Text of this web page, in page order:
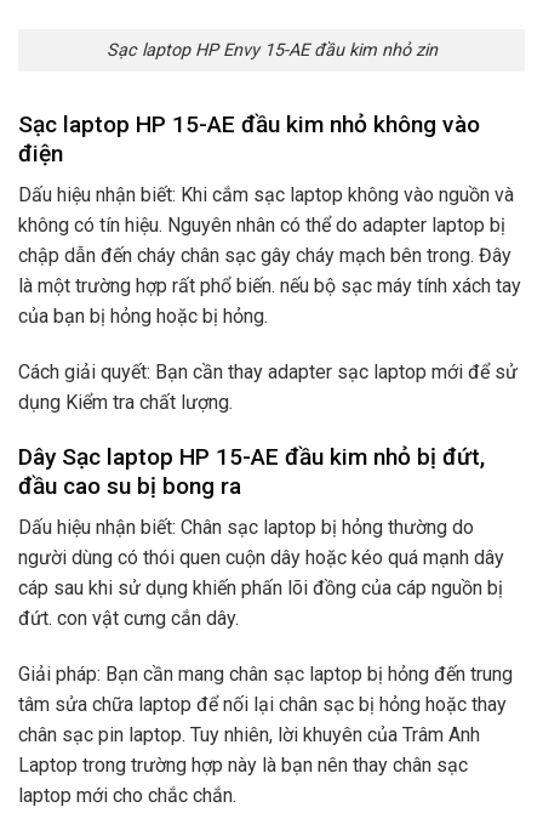
Sạc laptop HP Envy 15-AE đầu kim nhỏ zin
Sạc laptop HP 15-AE đầu kim nhỏ không vào
điện
Dấu hiệu nhận biết: Khi cắm sạc laptop không vào nguồn và
không có tín hiệu. Nguyên nhân có thể do adapter laptop bị
chập dẫn đến cháy chân sạc gây cháy mạch bên trong. Đây
là một trường hợp rất phổ biến. nếu bộ sạc máy tính xách tay
của bạn bị hỏng hoặc bị hỏng.
Cách giải quyết: Bạn cần thay adapter sạc laptop mới để sử
dụng Kiểm tra chất lượng.
Dây Sạc laptop HP 15-AE đầu kim nhỏ bị đứt,
đầu cao su bị bong ra
Dấu hiệu nhận biết: Chân sạc laptop bị hỏng thường do
người dùng có thói quen cuộn dây hoặc kéo quá mạnh dây
cáp sau khi sử dụng khiến phấn lõi đồng của cáp nguồn bị
đứt. con vật cưng cắn dây.
Giải pháp: Bạn cần mang chân sạc laptop bị hỏng đến trung
tâm sửa chữa laptop để nối lại chân sạc bị hỏng hoặc thay
chân sạc pin laptop. Tuy nhiên, lời khuyên của Trâm Anh
Laptop trong trường hợp này là bạn nên thay chân sạc
laptop mới cho chắc chắn.